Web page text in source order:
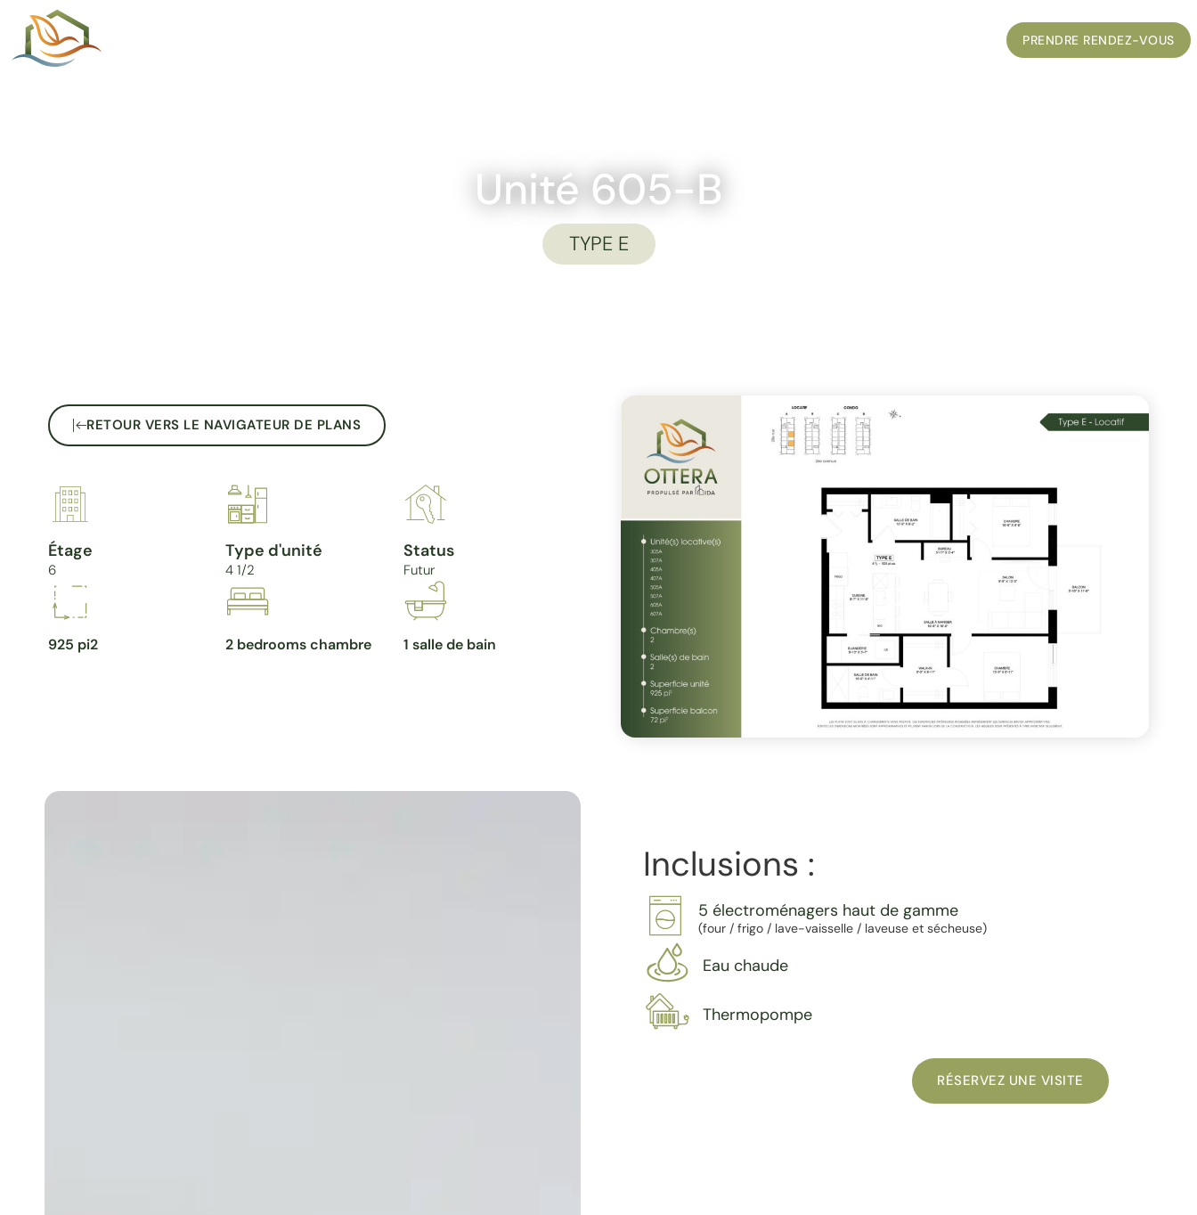
PRENDRE RENDEZ-VOUS
Unité 605-B
TYPE E
RETOUR VERS LE NAVIGATEUR DE PLANS
Étage
6
Type d'unité
4 1/2
Status
Futur
925 pi2 2 bedrooms chambre 1 salle de bain
Inclusions :
5 électroménagers haut de gamme
(four / frigo / lave-vaisselle / laveuse et sécheuse)
Eau chaude
Thermopompe
RÉSERVEZ UNE VISITE